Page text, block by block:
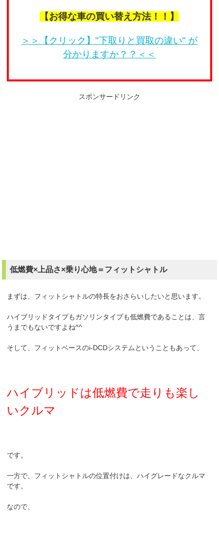
【お得な車の買い替え方法！！】
＞＞【クリック】"下取りと買取の違い" が
分かりますか？？＜＜
スポンサードリンク
低燃費×上品さ×乗り心地＝フィットシャトル
まずは、フィットシャトルの特長をおさらいしたいと思います。
ハイブリッドタイプもガソリンタイプも低燃費であることは、言
うまでもないですよね^^
そして、フィットベースのi-DCDシステムということもあって、
ハイブリッドは低燃費で走りも楽し
いクルマ
です。
一方で、フィットシャトルの位置付けは、ハイグレードなクルマ
です。
なので、